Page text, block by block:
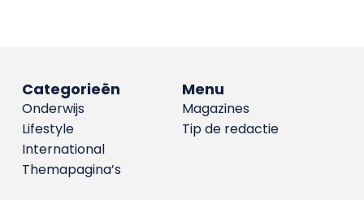
Menu
Magazines
Tip de redactie
Categorieën
Onderwijs
Lifestyle
International
Themapagina’s